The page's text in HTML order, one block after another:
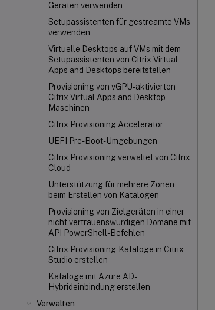
Geräten verwenden
Setupassistenten für gestreamte VMs
verwenden
Virtuelle Desktops auf VMs mit dem
Setupassistenten von Citrix Virtual
Apps and Desktops bereitstellen
Provisioning von vGPU-aktivierten
Citrix Virtual Apps and Desktop-
Maschinen
Citrix Provisioning Accelerator
UEFI Pre-Boot-Umgebungen
Citrix Provisioning verwaltet von Citrix
Cloud
Unterstützung für mehrere Zonen
beim Erstellen von Katalogen
Provisioning von Zielgeräten in einer
nicht vertrauenswürdigen Domäne mit
API PowerShell-Befehlen
Citrix Provisioning-Kataloge in Citrix
Studio erstellen
Kataloge mit Azure AD-
Hybrideinbindung erstellen
Verwalten